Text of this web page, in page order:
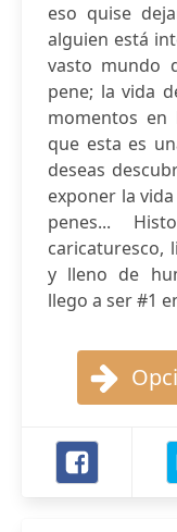
eso quise
alguien está
vasto mundo
pene; la vida
momentos
que esta es
deseas
exponer la
penes...
caricaturesco,
y lleno de
llego a ser #1